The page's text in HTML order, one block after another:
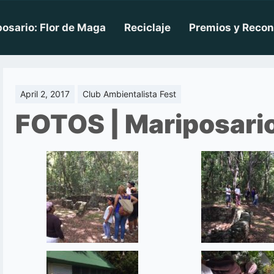
Flor de Maga Reciclaje Premios y
April 2, 2017 Club Ambientalista Fest
FOTOS |